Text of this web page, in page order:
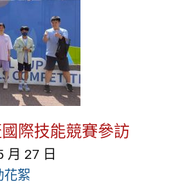
際技能競賽參訪
月 27 日
花絮